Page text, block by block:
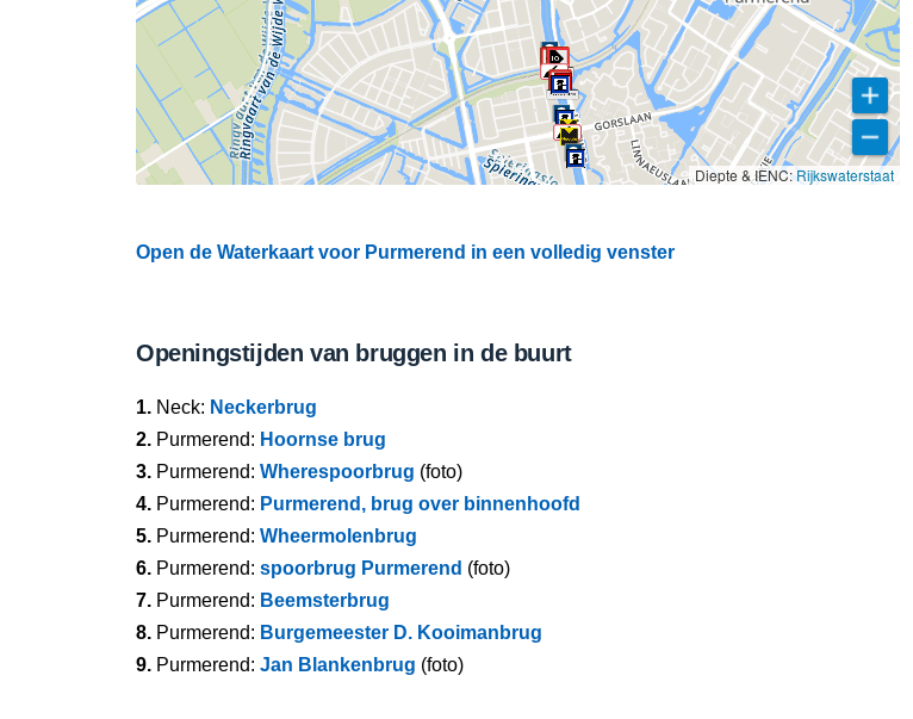
Diepte & IENC: Rijkswaterstaat
Open de Waterkaart voor Purmerend in een volledig venster
Openingstijden van bruggen in de buurt
1. Neck: Neckerbrug
2. Purmerend: Hoornse brug
3. Purmerend: Wherespoorbrug (foto)
4. Purmerend: Purmerend, brug over binnenhoofd
5. Purmerend: Wheermolenbrug
6. Purmerend: spoorbrug Purmerend (foto)
7. Purmerend: Beemsterbrug
8. Purmerend: Burgemeester D. Kooimanbrug
9. Purmerend: Jan Blankenbrug (foto)